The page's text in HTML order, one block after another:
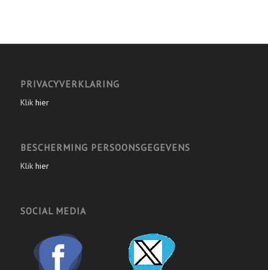
PRIVACYVERKLARING
Klik hier
BESCHERMING PERSOONSGEGEVENS
Klik hier
SOCIAL MEDIA